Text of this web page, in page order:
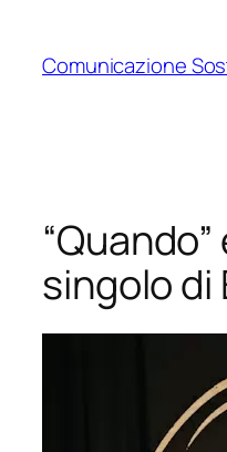
contenuto
Comunicazione
singolo di